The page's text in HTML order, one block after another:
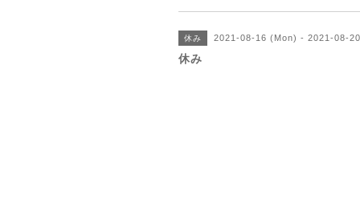
休み 2021-08-16 (Mon) - 2021-08-
休み